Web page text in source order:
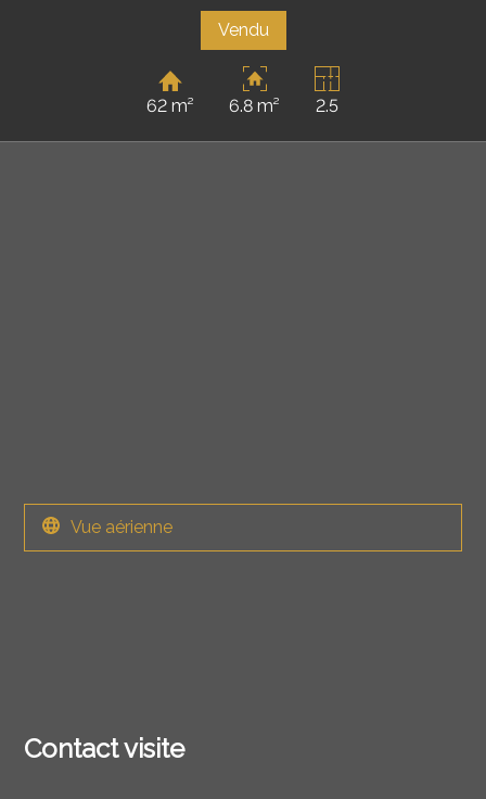
Vendu
62 m² 6.8 m² 2.5
Vue aérienne
Contact visite